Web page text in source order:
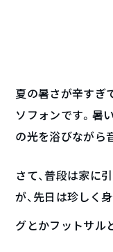
夏の暑さが辛すぎ
ソフォンです。暑
の光を浴びながら
さて、普段は家に
が、先日は珍しく
グとかフットサル